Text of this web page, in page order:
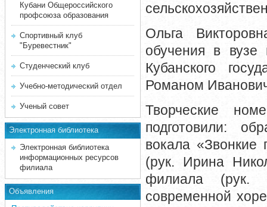
Кубани Общероссийского
профсоюза образования
Спортивный клуб
"Буревестник"
Студенческий клуб
Учебно-методический отдел
Ученый совет
Электронная библиотека
Электронная библиотека
информационных ресурсов
филиала
Объявления
Ольга
обучения в вузе
Кубанского
Романом
Творческие
подготовили:
вокала «Звонкие
(рук. Ирина
филиала (рук.
современной